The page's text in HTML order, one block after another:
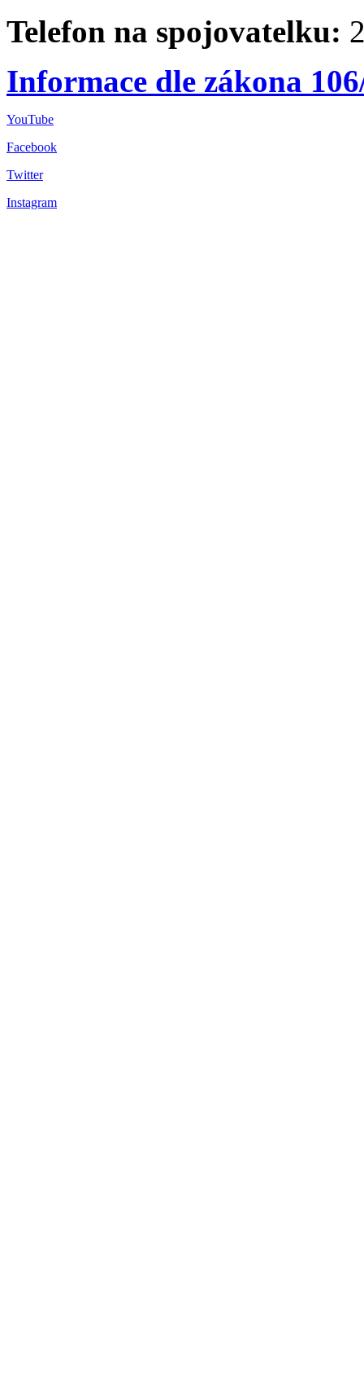
Telefon na spojovatelku:
Informace dle zákona
YouTube
Facebook
Twitter
Instagram